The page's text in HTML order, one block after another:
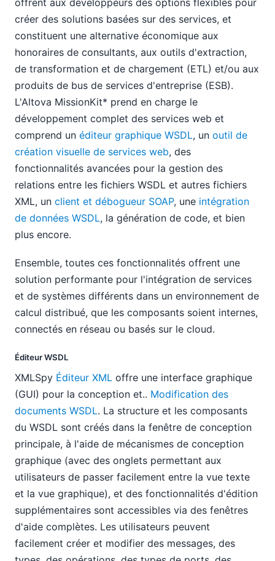
créer des solutions basées sur des services, et
constituent une alternative économique aux
honoraires de consultants, aux outils d'extraction,
de transformation et de chargement (ETL) et/ou aux
produits de bus de services d'entreprise (ESB).
L'Altova MissionKit* prend en charge le
développement complet des services web et
comprend un éditeur graphique WSDL, un outil de
création visuelle de services web, des
fonctionnalités avancées pour la gestion des
relations entre les fichiers WSDL et autres fichiers
XML, un client et débogueur SOAP, une intégration
de données WSDL, la génération de code, et bien
plus encore.
Ensemble, toutes ces fonctionnalités offrent une
solution performante pour l'intégration de services
et de systèmes différents dans un environnement de
calcul distribué, que les composants soient internes,
connectés en réseau ou basés sur le cloud.
Éditeur WSDL
XMLSpy Éditeur XML offre une interface graphique
(GUI) pour la conception et.. Modification des
documents WSDL. La structure et les composants
du WSDL sont créés dans la fenêtre de conception
principale, à l'aide de mécanismes de conception
graphique (avec des onglets permettant aux
utilisateurs de passer facilement entre la vue texte
et la vue graphique), et des fonctionnalités d'édition
supplémentaires sont accessibles via des fenêtres
d'aide complètes. Les utilisateurs peuvent
facilement créer et modifier des messages, des